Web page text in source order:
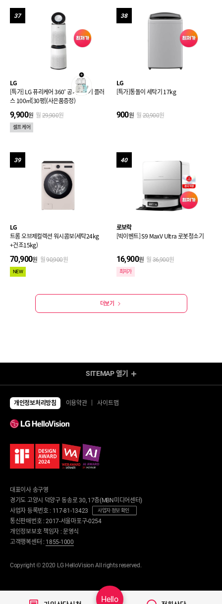
37
LG
[특가] LG 퓨리케어 360˚ 공기청정기 플러
스 100㎡[30평](사은품증정)
9,900원 월 29,900원
셀프 케어
38
LG
[특가]통돌이 세탁기 17kg
900원 월20,900원
39
LG
트롬 오브제컬렉션 워시콤보(세탁24kg
+건조15kg)
70,900원 월90,900원
NEW
40
로보락
[빅이벤트] S9 MaxV Ultra 로봇청소기
16,900원 월36,900원
최저가
더보기
Hello
전체상품
에어컨
냉난방기/선풍기
가습기
세탁기/건조기/청소기
세탁건조 패키지
세탁기
건조기
로봇청소기
무선청소기
의류관리기
음식물처리기/주방가전
TV
안마의자
운동기구
런닝머신
태블릿
스마트홈
SITEMAP열기
개인정보처리방침 이용약관 사이트맵
대표이사 송구영
경기도 고양시 덕양구 동송로 30, 17층(MBN미디어센터)
사업자 등록번호 : 117-81-13423
사업자 정보 확인
통신판매번호 : 2017-서울마포구-0254
개인정보보호 책임자 : 문영식
고객행복센터 : 1855-1000
Copyright © 2020 LG HelloVision All rights reserved.